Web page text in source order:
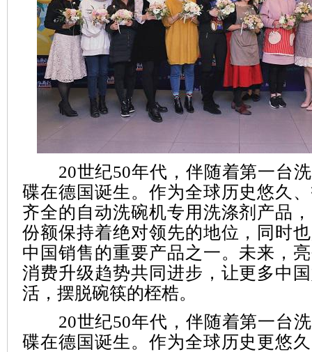
20世纪50年代，伴随着第一台洗
碟在德国诞生。作为全球历史悠久
齐全的自动洗碗机专用洗涤剂产品
份额保持着绝对领先的地位，同时
中国销售的重要产品之一。未来，
消费升级趋势共同进步，让更多中
活，摆脱碗筷的桎梏。
20世纪50年代，伴随着第一台洗
碟在德国诞生。作为全球历史更悠